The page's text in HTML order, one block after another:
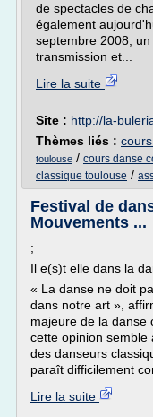
de spectacles de
également
septembre 2008,
transmission et...
Lire la suite
Site : http://la-
Thèmes liés :
toulouse / cours danse
classique toulouse /
Festival de
Mouvements ...
;
Il e(s)t elle dans la
« La danse ne doit
dans notre art »,
majeure de la danse
cette opinion
des danseurs
paraît difficilement
Lire la suite